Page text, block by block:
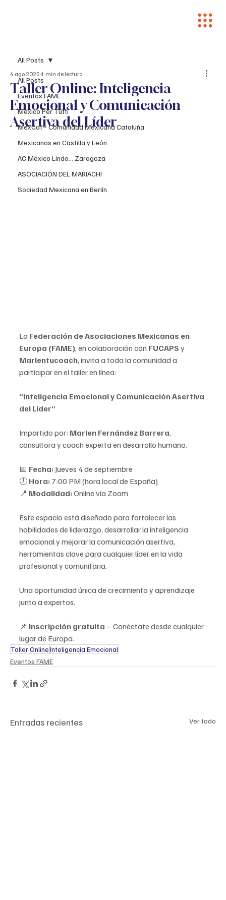
All Posts
Eventos FAME
Mexico Per Tutti
MexCat– Comunidad Mexicana Cataluña
Mexicanos en Castilla y León
AC México Lindo... Zaragoza
ASOCIACIÓN DEL MARIACHI
Sociedad Mexicana en Berlín
All Posts
Taller Online: Inteligencia
Emocional y Comunicación
Asertiva del Líder
4 ago 2025 1 min de lectura
La Federación de Asociaciones Mexicanas en
Europa (FAME), en colaboración con FUCAPS y
Marlentucoach, invita a toda la comunidad a
participar en el taller en línea:
“Inteligencia Emocional y Comunicación Asertiva
del Líder”
Impartido por: Marlen Fernández Barrera,
consultora y coach experta en desarrollo humano.
📅 Fecha: Jueves 4 de septiembre
🕖 Hora: 7:00 PM (hora local de España)
📍 Modalidad: Online vía Zoom
Este espacio está diseñado para fortalecer las
habilidades de liderazgo, desarrollar la inteligencia
emocional y mejorar la comunicación asertiva,
herramientas clave para cualquier líder en la vida
profesional y comunitaria.
Una oportunidad única de crecimiento y aprendizaje
junto a expertos.
📌 Inscripción gratuita – Conéctate desde cualquier
lugar de Europa.
Taller OnlineInteligencia Emocional
Eventos FAME
Entradas recientes Ver todo